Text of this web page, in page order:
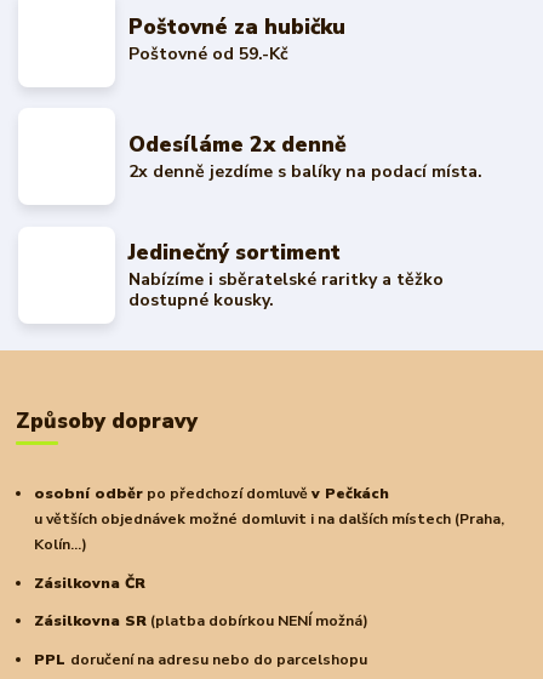
Poštovné za hubičku
Poštovné od 59.-Kč
Odesíláme 2x denně
2x denně jezdíme s balíky na podací místa.
Jedinečný sortiment
Nabízíme i sběratelské raritky a těžko
dostupné kousky.
Způsoby dopravy
osobní odběr po předchozí domluvěv Pečkách
u větších objednávek možné domluvit i na dalších místech (Praha,
Kolín...)
Zásilkovna ČR
Zásilkovna SR (platba dobírkou NENÍ možná)
PPL doručení na adresu nebo do parcelshopu